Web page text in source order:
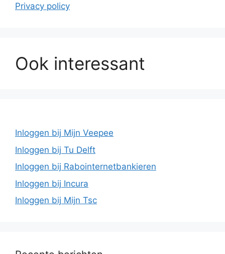
Privacy policy
Ook interessant
Inloggen bij Mijn Veepee
Inloggen bij Tu Delft
Inloggen bij Rabointernetbankieren
Inloggen bij Incura
Inloggen bij Mijn Tsc